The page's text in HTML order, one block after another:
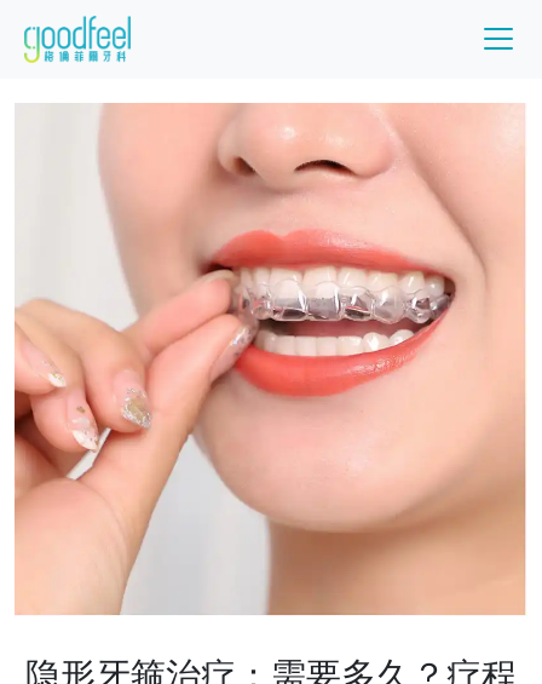
隐形牙箍治疗：需要多久？疗程